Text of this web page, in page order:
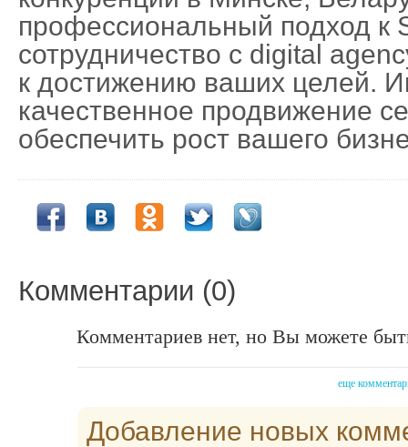
профессиональный подход к
сотрудничество с digital
к достижению ваших целей.
качественное продвижение
обеспечить рост вашего
Комментарии (0)
Комментариев нет, но Вы можете
еще
Добавление новых